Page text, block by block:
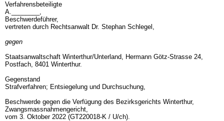
Verfahrensbeteiligte
A.________,
Beschwerdeführer,
vertreten durch Rechtsanwalt Dr. Stephan Schlegel,
gegen
Staatsanwaltschaft Winterthur/Unterland, Hermann Götz-Strasse 24,
Postfach, 8401 Winterthur.
Gegenstand
Strafverfahren; Entsiegelung und Durchsuchung,
Beschwerde gegen die Verfügung des Bezirksgerichts Winterthur,
Zwangsmassnahmengericht,
vom 3. Oktober 2022 (GT220018-K / U/ch).